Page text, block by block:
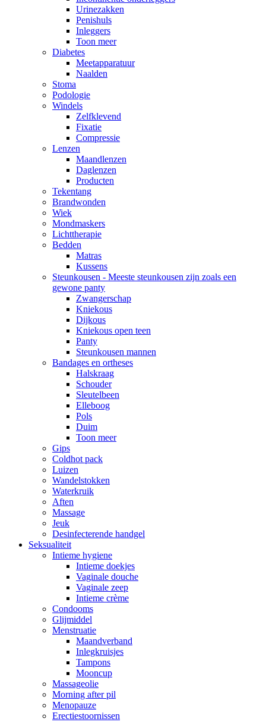
Urinezakken
Penishuls
Inleggers
Toon meer
Diabetes
Meetapparatuur
Naalden
Stoma
Podologie
Windels
Zelfklevend
Fixatie
Compressie
Lenzen
Maandlenzen
Daglenzen
Producten
Tekentang
Brandwonden
Wiek
Mondmaskers
Lichttherapie
Bedden
Matras
Kussens
Steunkousen - Meeste steunkousen zijn zoals een
gewone panty
Zwangerschap
Kniekous
Dijkous
Kniekous open teen
Panty
Steunkousen mannen
Bandages en ortheses
Halskraag
Schouder
Sleutelbeen
Elleboog
Pols
Duim
Toon meer
Gips
Coldhot pack
Luizen
Wandelstokken
Waterkruik
Aften
Massage
Jeuk
Desinfecterende handgel
Seksualiteit
Intieme hygiene
Intieme doekjes
Vaginale douche
Vaginale zeep
Intieme crème
Condooms
Glijmiddel
Menstruatie
Maandverband
Inlegkruisjes
Tampons
Mooncup
Massageolie
Morning after pil
Menopauze
Erectiestoornissen